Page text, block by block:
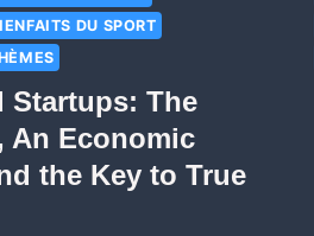
DU SPORT
Startups: The
An Economic
the Key to True